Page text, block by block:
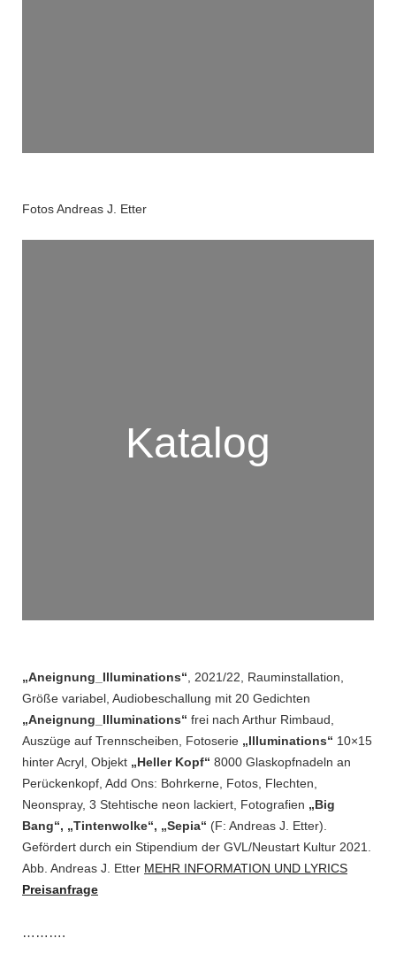
Fotos Andreas J. Etter
Katalog
„Aneignung_Illuminations“ , 2021/22, Rauminstallation,
Größe variabel, Audiobeschallung mit 20 Gedichten
„Aneignung_Illuminations“ frei nach Arthur Rimbaud,
Auszüge auf Trennscheiben, Fotoserie „Illuminations“ 10×15
hinter Acryl, Objekt „Heller Kopf“ 8000 Glaskopfnadeln an
Perückenkopf, Add Ons: Bohrkerne, Fotos, Flechten,
Neonspray, 3 Stehtische neon lackiert, Fotografien „Big
Bang“, „Tintenwolke“, „Sepia“ (F: Andreas J. Etter).
Gefördert durch ein Stipendium der GVL/Neustart Kultur 2021.
Abb. Andreas J. Etter MEHR INFORMATION UND LYRICS
Preisanfrage
……….